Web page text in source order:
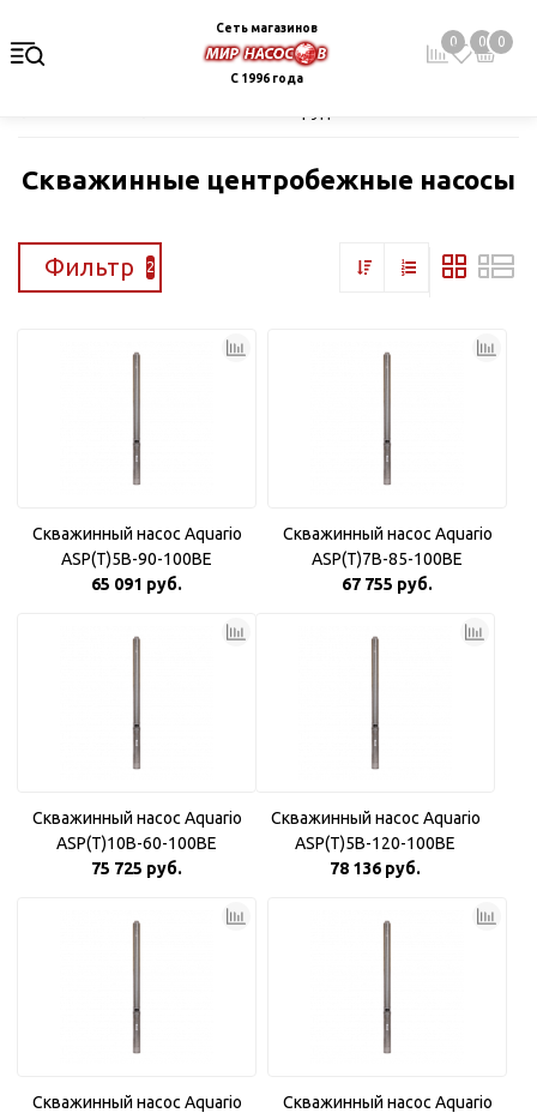
Сеть магазинов
С 1996 года
0 0 0
Скважинные центробежные насосы
Фильтр 2
Скважинный насос Aquario
ASP(T)5B-90-100BE
65 091 руб.
Скважинный насос Aquario
ASP(T)7B-85-100BE
67 755 руб.
Скважинный насос Aquario
ASP(T)10B-60-100BE
75 725 руб.
Скважинный насос Aquario
ASP(T)5B-120-100BE
78 136 руб.
Скважинный насос Aquario
Скважинный насос Aquario